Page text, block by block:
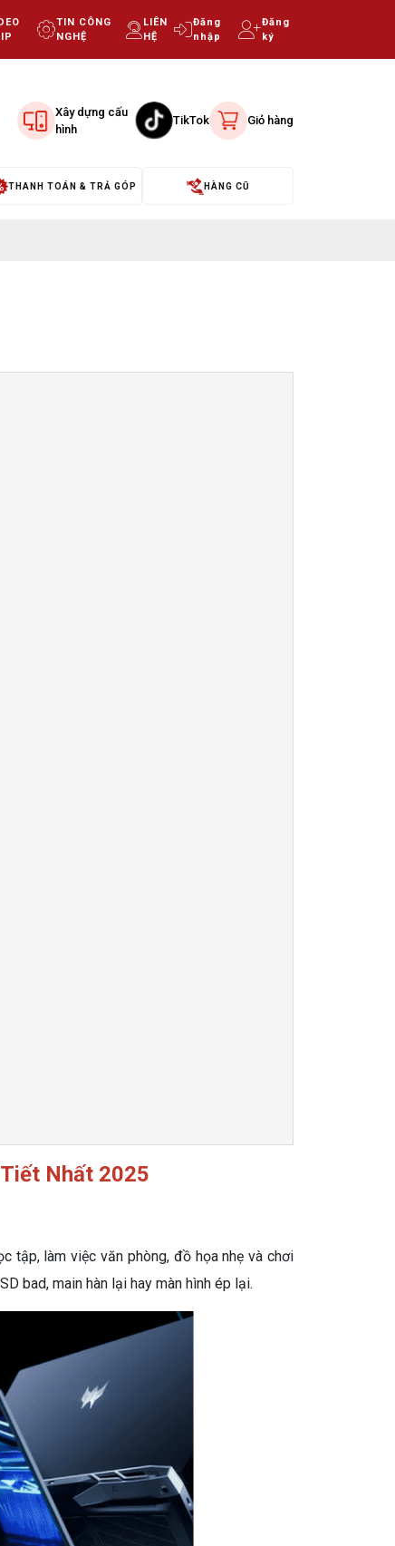
TIN CÔNG
NGHỆ
LIÊN
HỆ
Đăng
nhập
Đăng
ký
Xây dựng cấu
hình
TikTok Giỏ hàng
THANH TOÁN & TRẢ GÓP HÀNG CŨ
Nhất 2025
tập, làm việc văn phòng, đồ họa nhẹ và chơi
bad, main hàn lại hay màn hình ép lại.